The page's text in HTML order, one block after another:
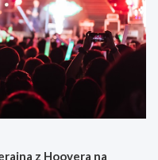
z Hoovera na